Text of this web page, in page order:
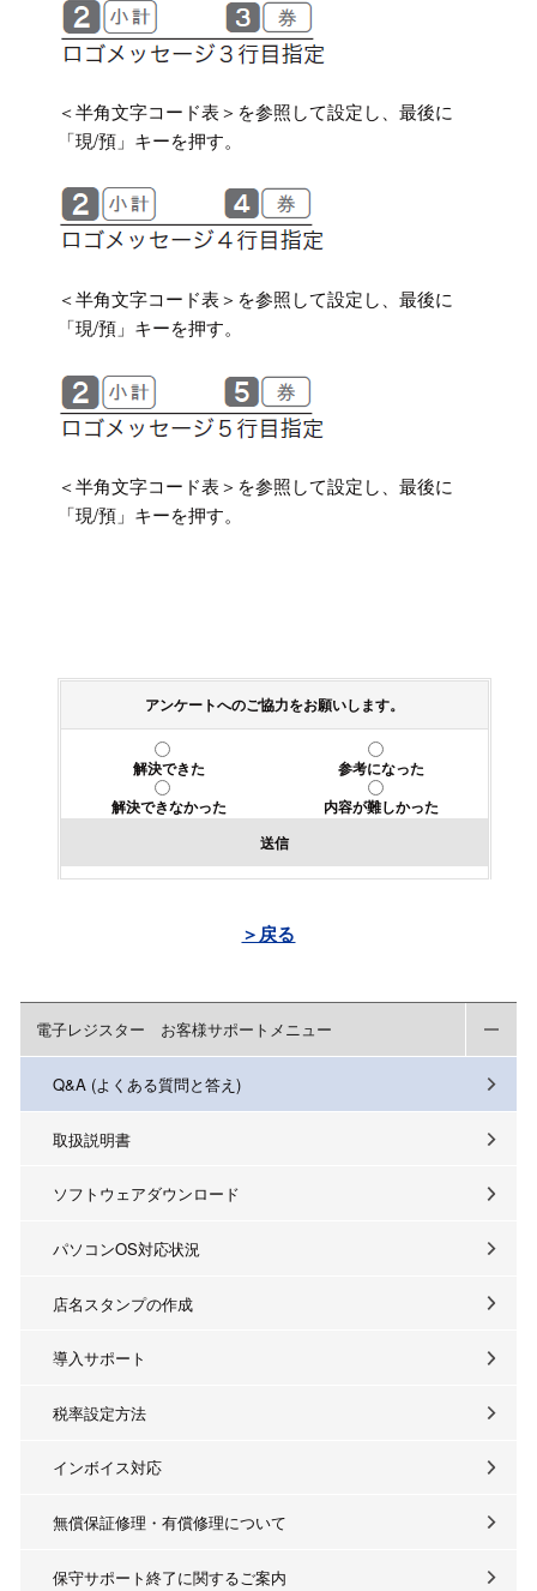
＜半角文字コード表＞を参照して設定し、最後に
「現/預」キーを押す。
＜半角文字コード表＞を参照して設定し、最後に
「現/預」キーを押す。
＜半角文字コード表＞を参照して設定し、最後に
「現/預」キーを押す。
アンケートへのご協力をお願いします。
解決できた
参考になった
解決できなかった
内容が難しかった
送信
＞戻る
電子レジスター お客様サポートメニュー
Q&A (よくある質問と答え)
取扱説明書
ソフトウェアダウンロード
パソコンOS対応状況
店名スタンプの作成
導入サポート
税率設定方法
インボイス対応
無償保証修理・有償修理について
保守サポート終了に関するご案内